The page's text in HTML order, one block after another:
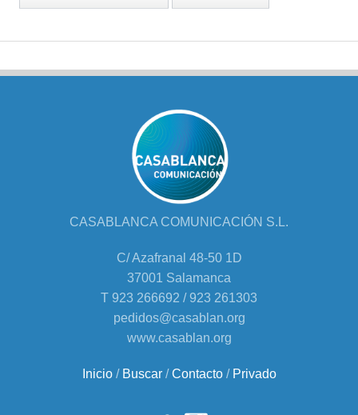
CASABLANCA COMUNICACIÓN S.L.
C/ Azafranal 48-50 1D
37001 Salamanca
T 923 266692 / 923 261303
pedidos@casablan.org
www.casablan.org
Inicio/ Buscar/Contacto/ Privado